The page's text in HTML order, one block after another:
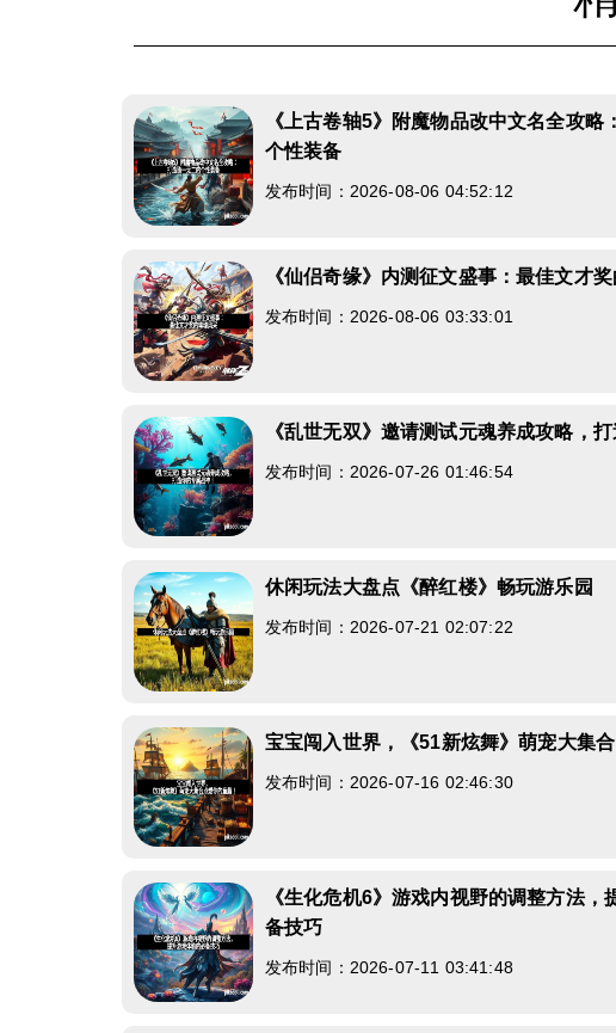
《上古卷轴5》附魔物品改中文名全攻略
个性装备
发布时间：2026-08-06 04:52:12
《仙侣奇缘》内测征文盛事：最佳文才
发布时间：2026-08-06 03:33:01
《乱世无双》邀请测试元魂养成攻略，
发布时间：2026-07-26 01:46:54
休闲玩法大盘点《醉红楼》畅玩游乐园
发布时间：2026-07-21 02:07:22
宝宝闯入世界，《51新炫舞》萌宠大集合
发布时间：2026-07-16 02:46:30
《生化危机6》游戏内视野的调整方法，
备技巧
发布时间：2026-07-11 03:41:48